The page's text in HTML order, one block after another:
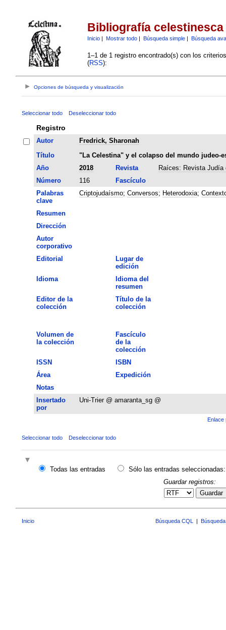
Bibliografía celestinesca
Inicio| Mostrar todo| Búsqueda simple| Búsqueda
1–1 de 1 registro encontrado(s) con los
(RSS):
Opciones de búsqueda y visualización
Seleccionar todo Deseleccionar todo
Registro
Autor
Fredrick, Sharonah
Título
"La Celestina" y el colapso del mundo judeo-
Año
2018 Revista
Raíces: Revista Judía
Número
116
Fascículo
Palabras
clave
Criptojudaísmo; Conversos; Heterodoxia;
Resumen
Dirección
Autor
corporativo
Editorial
Lugar de
edición
Idioma
Idioma del
resumen
Editor de la
colección
Título de la
colección
Volumen de
la colección
Fascículo
de la
colección
ISSN
ISBN
Área
Expedición
Notas
Insertado
por
Uni-Trier @ amaranta_sg @
Enlace
Seleccionar todo Deseleccionar todo
Todas las entradas
Sólo las entradas seleccionadas:
Guardar registros:
Guardar
Inicio Búsqueda CQL